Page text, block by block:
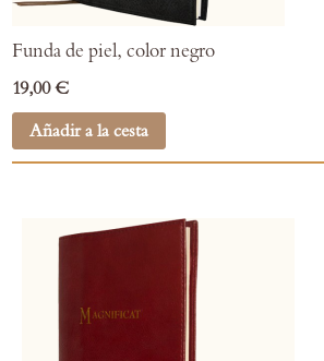
Funda de piel, color negro
19,00 €
Añadir a la cesta